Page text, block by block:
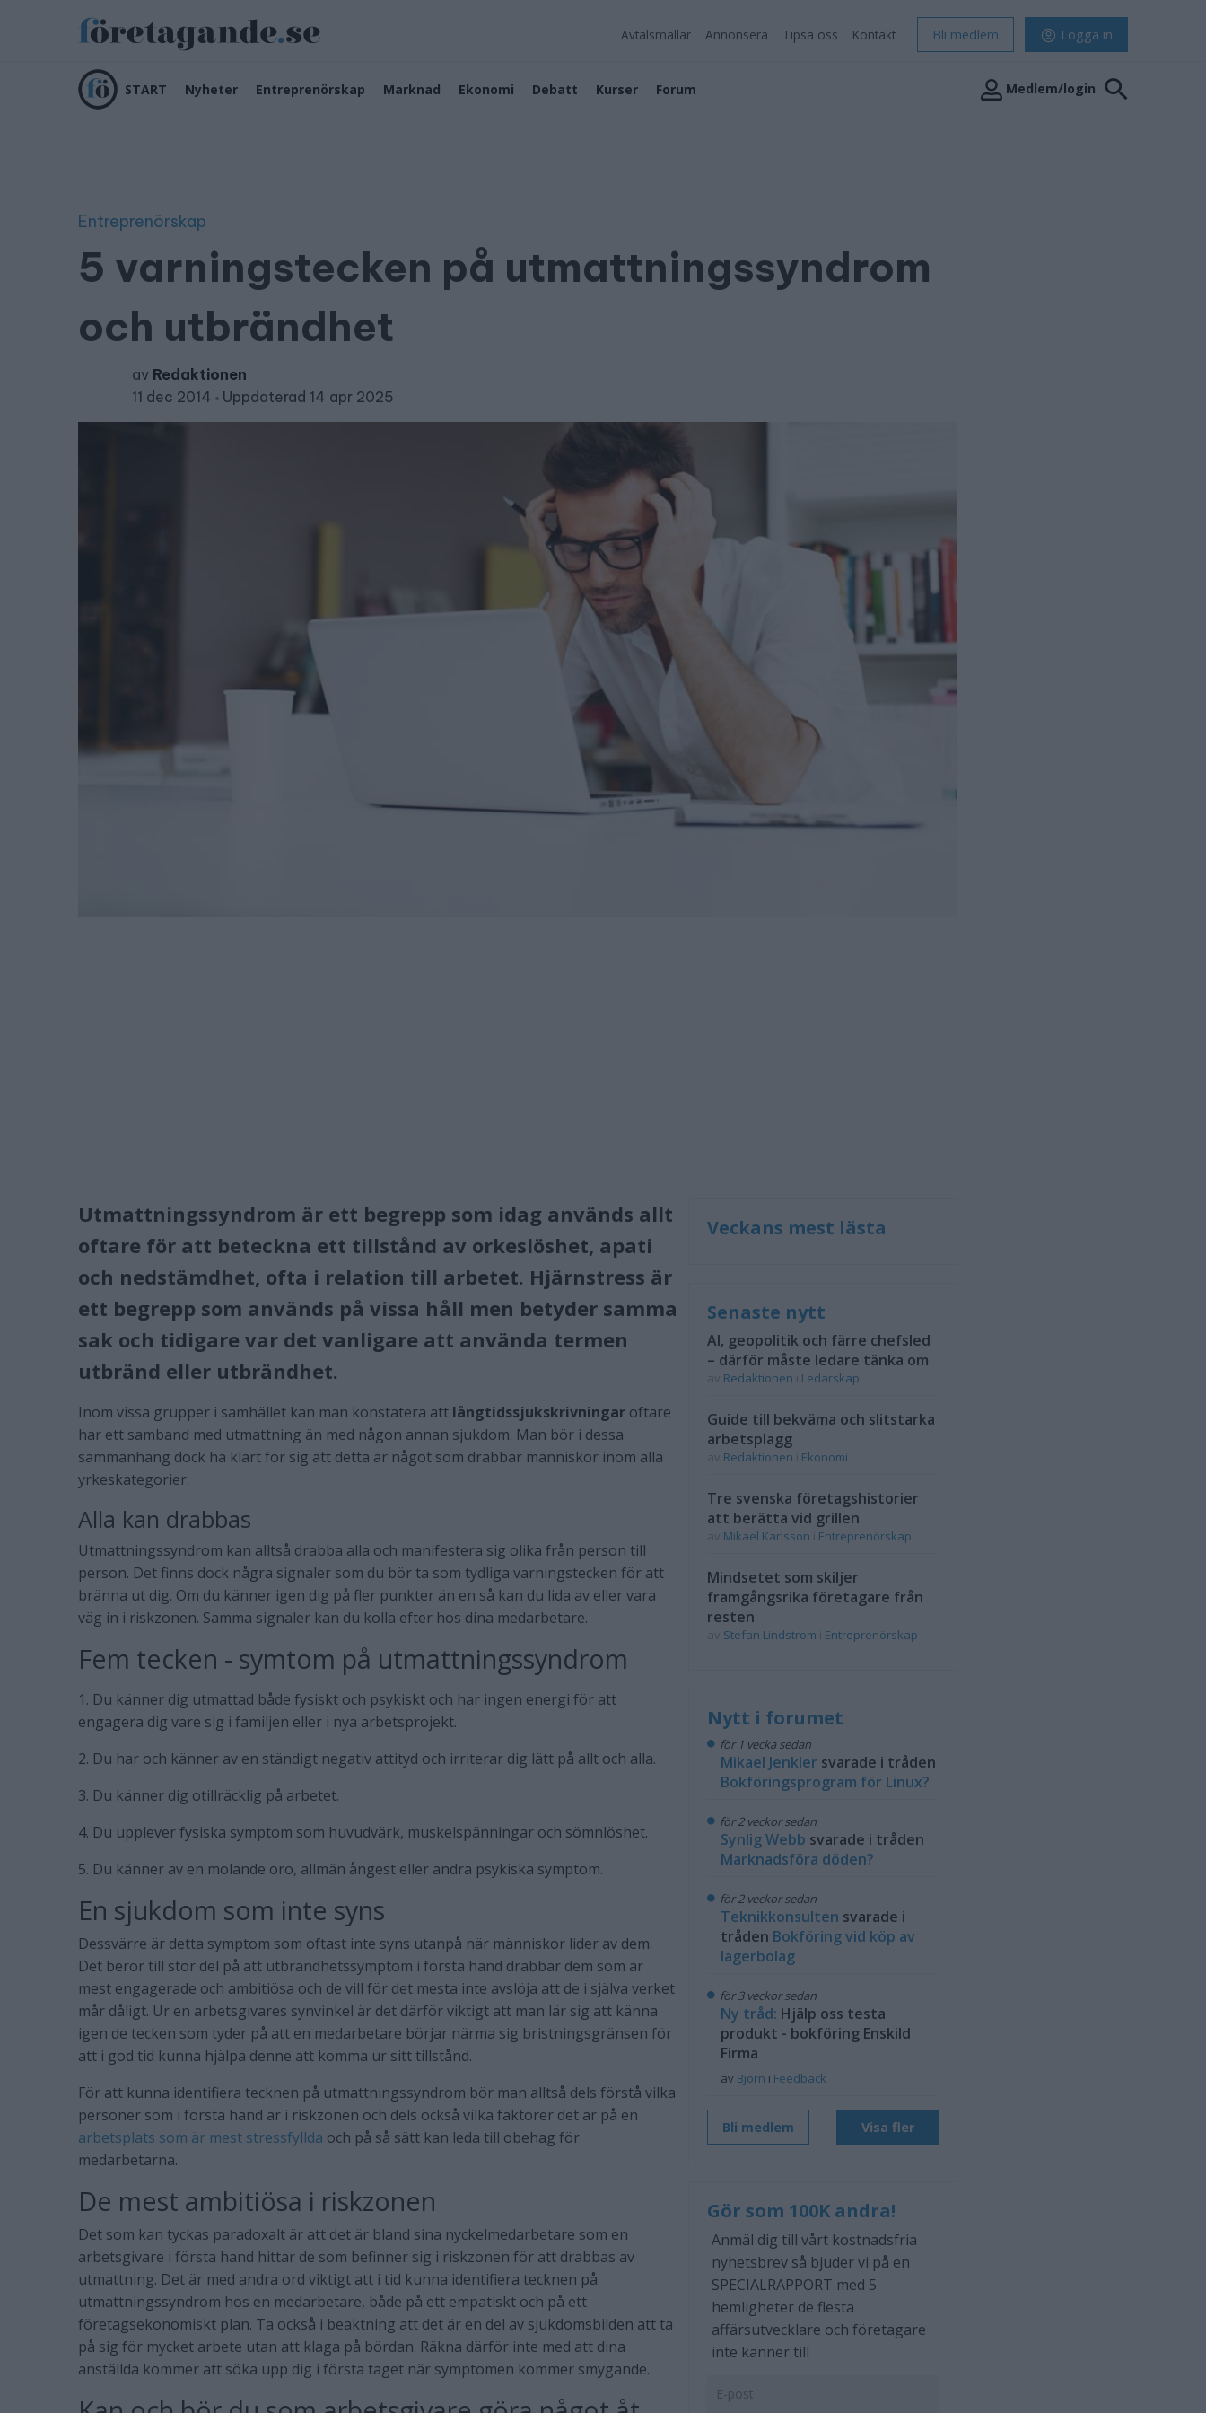
Avtalsmallar Annonsera Tipsa oss Kontakt Bli medlem Logga in
START Nyheter Entreprenörskap Marknad Ekonomi Debatt Kurser Forum Medlem/login
Entreprenörskap
5 varningstecken på utmattningssyndrom
och utbrändhet
av Redaktionen
11 dec 2014
Uppdaterad 14 apr 2025
Utmattningssyndrom är ett begrepp som idag används allt
oftare för att beteckna ett tillstånd av orkeslöshet, apati
och nedstämdhet, ofta i relation till arbetet. Hjärnstress är
ett begrepp som används på vissa håll men betyder samma
sak och tidigare var det vanligare att använda termen
utbränd eller utbrändhet.
Inom vissa grupper i samhället kan man konstatera att långtidssjukskrivningar oftare
har ett samband med utmattning än med någon annan sjukdom. Man bör i dessa
sammanhang dock ha klart för sig att detta är något som drabbar människor inom alla
yrkeskategorier.
Alla kan drabbas
Utmattningssyndrom kan alltså drabba alla och manifestera sig olika från person till
person. Det finns dock några signaler som du bör ta som tydliga varningstecken för att
bränna ut dig. Om du känner igen dig på fler punkter än en så kan du lida av eller vara
väg in i riskzonen. Samma signaler kan du kolla efter hos dina medarbetare.
Fem tecken - symtom på utmattningssyndrom
1. Du känner dig utmattad både fysiskt och psykiskt och har ingen energi för att
engagera dig vare sig i familjen eller i nya arbetsprojekt.
2. Du har och känner av en ständigt negativ attityd och irriterar dig lätt på allt och alla.
3. Du känner dig otillräcklig på arbetet.
4. Du upplever fysiska symptom som huvudvärk, muskelspänningar och sömnlöshet.
5. Du känner av en molande oro, allmän ångest eller andra psykiska symptom.
En sjukdom som inte syns
Dessvärre är detta symptom som oftast inte syns utanpå när människor lider av dem.
Det beror till stor del på att utbrändhetssymptom i första hand drabbar dem som är
mest engagerade och ambitiösa och de vill för det mesta inte avslöja att de i själva verket
mår dåligt. Ur en arbetsgivares synvinkel är det därför viktigt att man lär sig att känna
igen de tecken som tyder på att en medarbetare börjar närma sig bristningsgränsen för
att i god tid kunna hjälpa denne att komma ur sitt tillstånd.
För att kunna identifiera tecknen på utmattningssyndrom bör man alltså dels förstå vilka
personer som i första hand är i riskzonen och dels också vilka faktorer det är på en
arbetsplats som är mest stressfyllda och på så sätt kan leda till obehag för
medarbetarna.
De mest ambitiösa i riskzonen
Det som kan tyckas paradoxalt är att det är bland sina nyckelmedarbetare som en
arbetsgivare i första hand hittar de som befinner sig i riskzonen för att drabbas av
utmattning. Det är med andra ord viktigt att i tid kunna identifiera tecknen på
utmattningssyndrom hos en medarbetare, både på ett empatiskt och på ett
företagsekonomiskt plan. Ta också i beaktning att det är en del av sjukdomsbilden att ta
på sig för mycket arbete utan att klaga på bördan. Räkna därför inte med att dina
anställda kommer att söka upp dig i första taget när symptomen kommer smygande.
Veckans mest lästa
Senaste nytt
AI, geopolitik och färre chefsled
– därför måste ledare tänka om
Redaktionen Ledarskap
Guide till bekväma och slitstarka
arbetsplagg
Redaktionen Ekonomi
Tre svenska företagshistorier
att berätta vid grillen
Mikael Karlsson Entreprenörskap
Mindsetet som skiljer
framgångsrika företagare från
resten
Stefan Lindstrom Entreprenörskap
Nytt i forumet
för 1 vecka sedan
Mikael Jenkler svarade i tråden
Bokföringsprogram för Linux?
för 2 veckor sedan
Synlig Webb svarade i tråden
Marknadsföra döden?
för 2 veckor sedan
Teknikkonsulten svarade i
tråden Bokföring vid köp av
lagerbolag
för 3 veckor sedan
Ny tråd: Hjälp oss testa
produkt - bokföring Enskild
Firma
av Björn i Feedback
Bli medlem Visa fler
Gör som 100K andra!
Anmäl dig till vårt kostnadsfria
nyhetsbrev så bjuder vi på en
SPECIALRAPPORT med 5
hemligheter de flesta
affärsutvecklare och företagare
inte känner till